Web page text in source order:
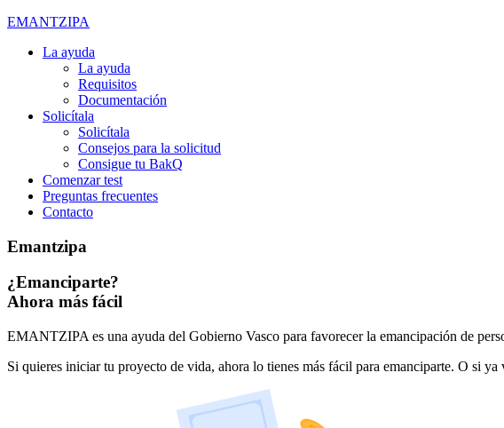
EMANTZIPA
La ayuda
La ayuda
Requisitos
Documentación
Solicítala
Solicítala
Consejos para la solicitud
Consigue tu BakQ
Comenzar test
Preguntas frecuentes
Contacto
Emantzipa
¿Emanciparte?
Ahora más fácil
EMANTZIPA es una ayuda del Gobierno Vasco para favorecer la emancipación de
Si quieres iniciar tu proyecto de vida, ahora lo tienes más fácil para emanciparte. O si